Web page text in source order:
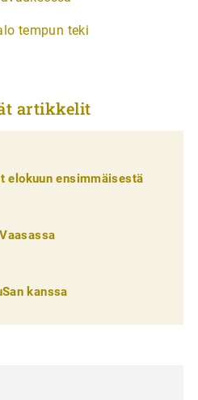
tempun teki
artikkelit
elokuun ensimmäisestä
kanssa